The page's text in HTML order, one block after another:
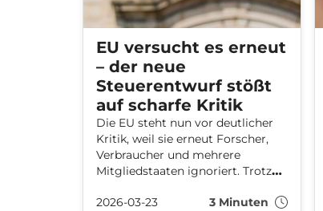
EU versucht es erneut
– der neue
Steuerentwurf stößt
auf scharfe Kritik
Die EU steht nun vor deutlicher
Kritik, weil sie erneut Forscher,
Verbraucher und mehrere
Mitgliedstaaten ignoriert. Trotz
Entwürfe versucht die
2026-03-23 3 Minuten